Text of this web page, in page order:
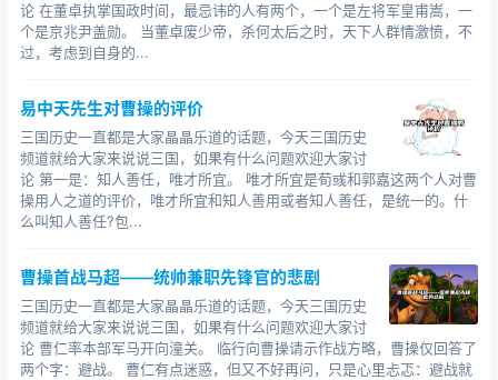
论 在董卓执掌国政时间，最忌讳的人有两个，一个是左将军皇甫嵩，一
个是京兆尹盖勋。 当董卓废少帝，杀何太后之时，天下人群情激愤，不
过，考虑到自身的...
易中天先生对曹操的评价
三国历史一直都是大家晶晶乐道的话题，今天三国历史
频道就给大家来说说三国，如果有什么问题欢迎大家讨
论 第一是：知人善任，唯才所宜。 唯才所宜是荀彧和郭嘉这两个人对曹
操用人之道的评价，唯才所宜和知人善用或者知人善任，是统一的。什
么叫知人善任?包...
曹操首战马超——统帅兼职先锋官的悲剧
三国历史一直都是大家晶晶乐道的话题，今天三国历史
频道就给大家来说说三国，如果有什么问题欢迎大家讨
论 曹仁率本部军马开向潼关。 临行向曹操请示作战方略，曹操仅回答了
两个字：避战。 曹仁有点迷惑，但又不好再问，只是心里忐忑：避战就